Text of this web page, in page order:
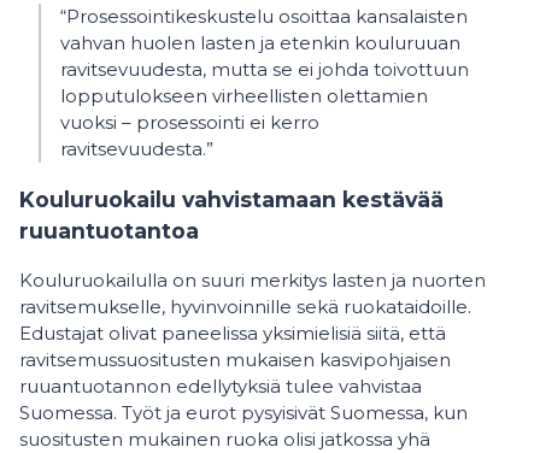
“Prosessointikeskustelu osoittaa kansalaisten
vahvan huolen lasten ja etenkin kouluruuan
ravitsevuudesta, mutta se ei johda toivottuun
lopputulokseen virheellisten olettamien
vuoksi – prosessointi ei kerro
ravitsevuudesta.”
Kouluruokailu vahvistamaan kestävää
ruuantuotantoa
Kouluruokailulla on suuri merkitys lasten ja nuorten
ravitsemukselle, hyvinvoinnille sekä ruokataidoille.
Edustajat olivat paneelissa yksimielisiä siitä, että
ravitsemussuositusten mukaisen kasvipohjaisen
ruuantuotannon edellytyksiä tulee vahvistaa
Suomessa. Työt ja eurot pysyisivät Suomessa, kun
suositusten mukainen ruoka olisi jatkossa yhä